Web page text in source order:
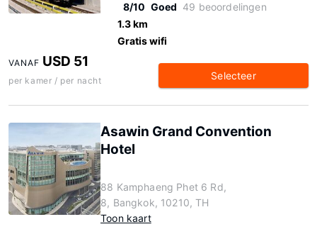
8/10 Goed 49 beoordelingen
1.3 km
Gratis wifi
VANAF USD 51
per kamer / per nacht Selecteer
Asawin Grand Convention
Hotel
88 Kamphaeng Phet 6 Rd,
8, Bangkok, 10210, TH
Toon kaart